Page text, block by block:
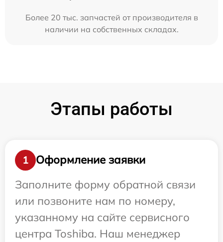
Более 20 тыс. запчастей от производителя в
наличии на собственных складах.
Этапы работы
1
Оформление заявки
Заполните форму обратной связи
или позвоните нам по номеру,
указанному на сайте сервисного
центра Toshiba. Наш менеджер